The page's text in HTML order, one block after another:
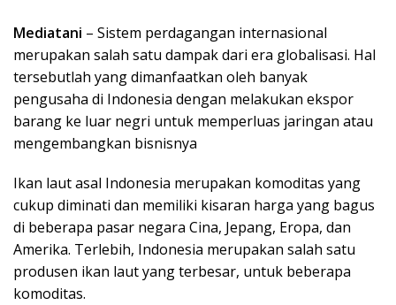
Mediatani – Sistem perdagangan internasional
merupakan salah satu dampak dari era globalisasi. Hal
tersebutlah yang dimanfaatkan oleh banyak
pengusaha di Indonesia dengan melakukan ekspor
barang ke luar negri untuk memperluas jaringan atau
mengembangkan bisnisnya
Ikan laut asal Indonesia merupakan komoditas yang
cukup diminati dan memiliki kisaran harga yang bagus
di beberapa pasar negara Cina, Jepang, Eropa, dan
Amerika. Terlebih, Indonesia merupakan salah satu
produsen ikan laut yang terbesar, untuk beberapa
komoditas.